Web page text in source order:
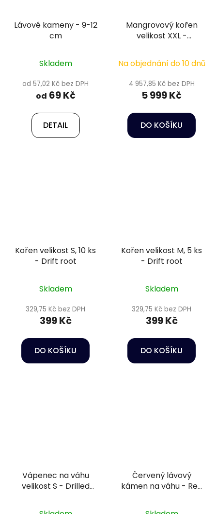
Lávové kameny - 9-12
cm
Skladem
od 57,02 Kč bez DPH
od 69 Kč
DETAIL
Mangrovový kořen
velikost XXL -
cm
Na objednání do 10 dnů
4 957,85 Kč bez DPH
5 999 Kč
DO KOŠÍKU
Kořen velikost S, 10 ks
- Drift root
Skladem
329,75 Kč bez DPH
399 Kč
DO KOŠÍKU
Kořen velikost M, 5 ks
- Drift root
Skladem
329,75 Kč bez DPH
399 Kč
DO KOŠÍKU
Vápenec na váhu
velikost S - Drilled
Červený lávový
kámen na váhu - Red